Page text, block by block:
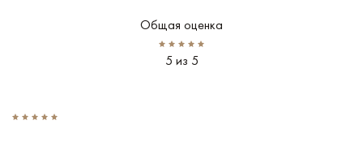
Общая оценка
5 из 5